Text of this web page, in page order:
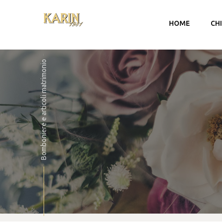
HOME
Account
Carrello
Checkout
Bomboniere e articoli matrimonio